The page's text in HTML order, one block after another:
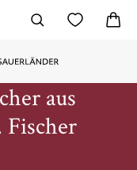
aus
Fischer